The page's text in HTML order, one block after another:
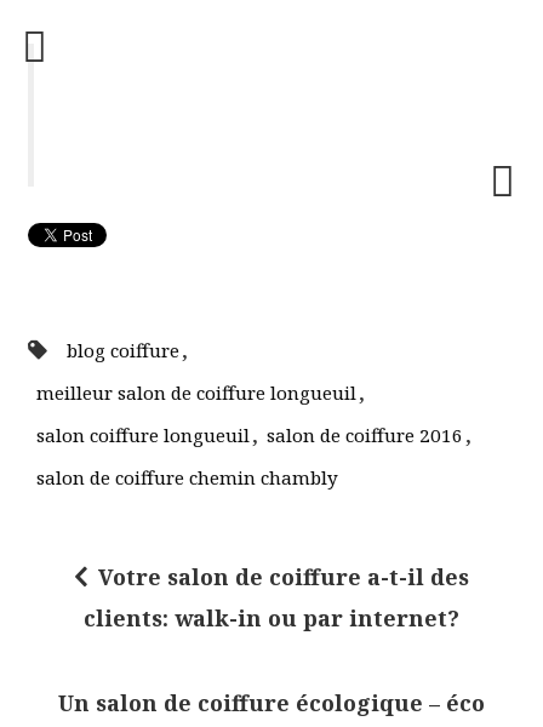
blog coiffure,
meilleur salon de coiffure longueuil ,
salon coiffure longueuil , salon de coiffure 2016 ,
salon de coiffure chemin chambly
Votre salon de coiffure a-t-il des
clients: walk-in ou par internet?
Un salon de coiffure écologique – éco